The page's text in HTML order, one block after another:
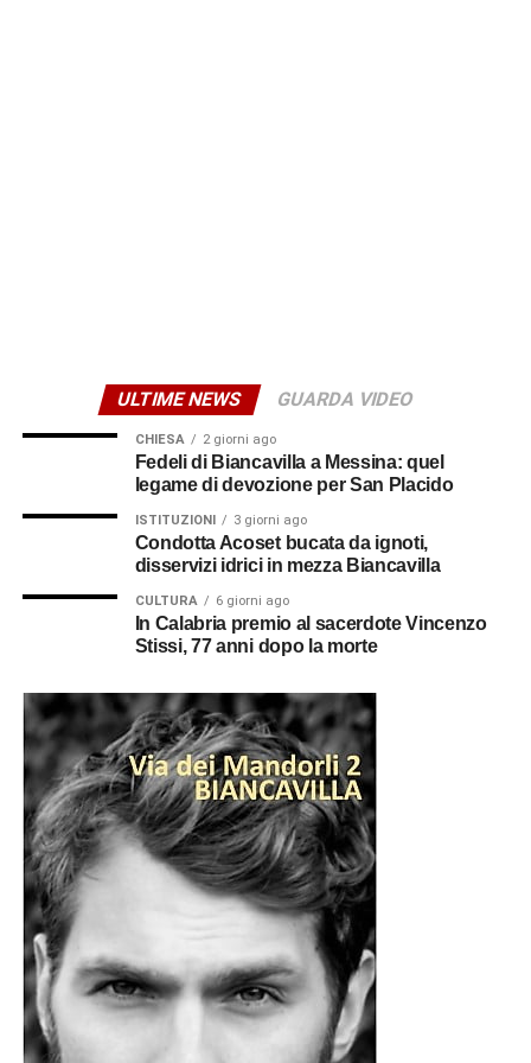
Alfio Mannino, segretario generale della Cgil Sicilia. A
moderare il confronto sarà Nino Benina.
© RIPRODUZIONE RISERVATA
ULTIME NEWS GUARDA VIDEO
CHIESA 2 giorni ago
Fedeli di Biancavilla a Messina: quel
legame di devozione per San Placido
ISTITUZIONI 3 giorni ago
Condotta Acoset bucata da ignoti,
disservizi idrici in mezza Biancavilla
CULTURA 6 giorni ago
In Calabria premio al sacerdote Vincenzo
Stissi, 77 anni dopo la morte